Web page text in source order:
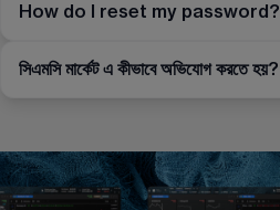
How do I reset my password?
সিএমসি মার্কেট এ কীভাবে অভিযোগ করতে হয়?